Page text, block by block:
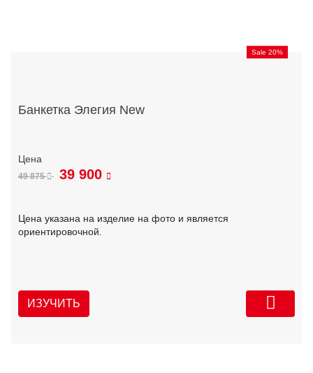
Sale 20%
Банкетка Элегия New
49 875 39 900
Цена указана на изделие на фото и является
ориентировочной.
ИЗУЧИТЬ